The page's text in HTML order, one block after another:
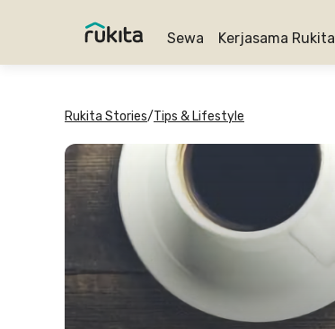
Sewa Kerjasama Rukita
Rukita Stories/Tips & Lifestyle